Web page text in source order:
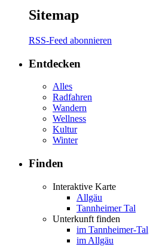
Sitemap
RSS-Feed abonnieren
Entdecken
Alles
Radfahren
Wandern
Wellness
Kultur
Winter
Finden
Interaktive Karte
Allgäu
Tannheimer Tal
Unterkunft finden
im Tannheimer-Tal
im Allgäu